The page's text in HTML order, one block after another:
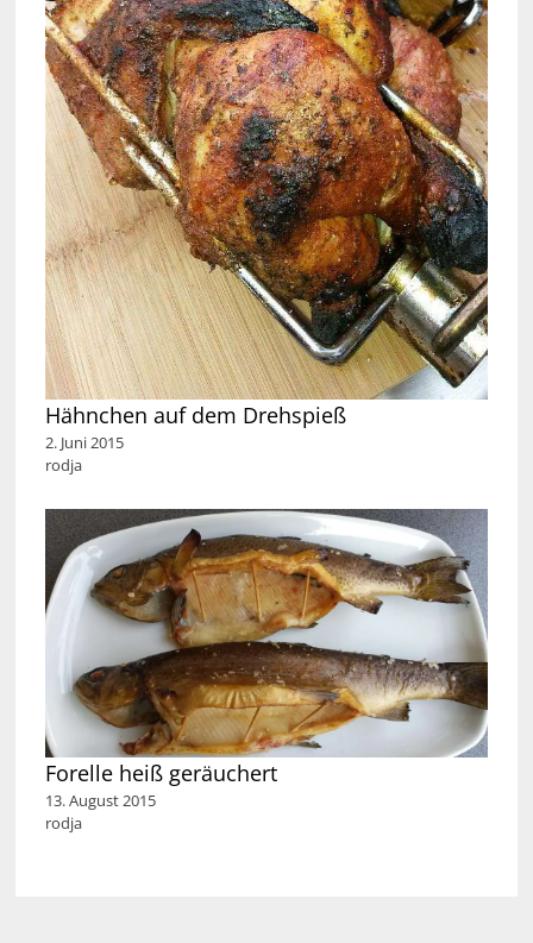
Hähnchen auf dem Drehspieß
2. Juni 2015
rodja
Forelle heiß geräuchert
13. August 2015
rodja